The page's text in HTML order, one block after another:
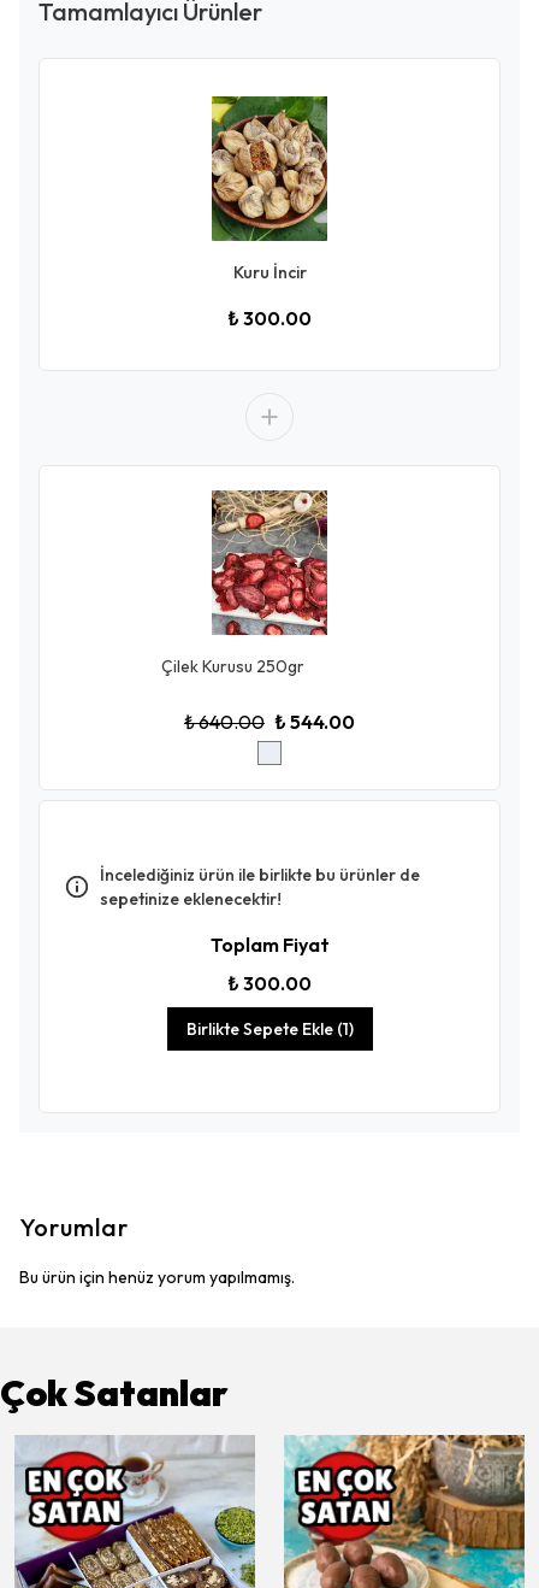
Tamamlayıcı Ürünler
Kuru İncir
₺ 300.00
Çilek Kurusu 250gr
₺ 640.00 ₺ 544.00
İncelediğiniz ürün ile birlikte bu ürünler de
sepetinize eklenecektir!
Toplam Fiyat
₺ 300.00
Birlikte Sepete Ekle (1)
Yorumlar
Bu ürün için henüz yorum yapılmamış.
Çok Satanlar